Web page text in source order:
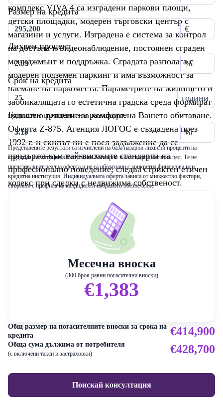
комплекс VIVA 4 са изградени паркови площи,
детски площадки, модерен търговски център с
магазини и услуги. Изградена е система за контрол
на достъпа и видеонаблюдение, постоянен сграден
мениджмънт и поддръжка. Сградата разполага с
модерен подземен паркинг и има възможност за
наемане на паркоместа. Параметрите на жилището и
заобикалящата го естетична градска среда формират
цялостно решение за комфорт на Вашето обитаване.
Оферта Z-875. Агенция ЛОГОС е създадена през
1992 г. и екипът ни е поел задължение да се
придържа към най-високите стандарти на
професионално поведение, следва стриктен етичен
кодекс при сделки с недвижима собственост.
Размер на кредита
€
Лихвен процент
%
Срок на кредита
години
Годишен процент на разходите
%
Представените резултати са изчислени на база пазарни лихвени проценти на
кредитни институции в Република България и са с информативна цел. Те не
представляват реална оферта и не са обвързани с конкретна финансова или
кредитна институция. Индивидуалната оферта зависи от множество фактори,
свързани с профила на кандидата и избраното обезпечение
Месечна вноска
(300 броя равни погасителни вноски)
€1,383
Общ размер на погасителните вноски за срока на
кредита
€414,900
Обща сума дължима от потребителя
(с включени такси и застраховки) €428,700
Поискай консултация